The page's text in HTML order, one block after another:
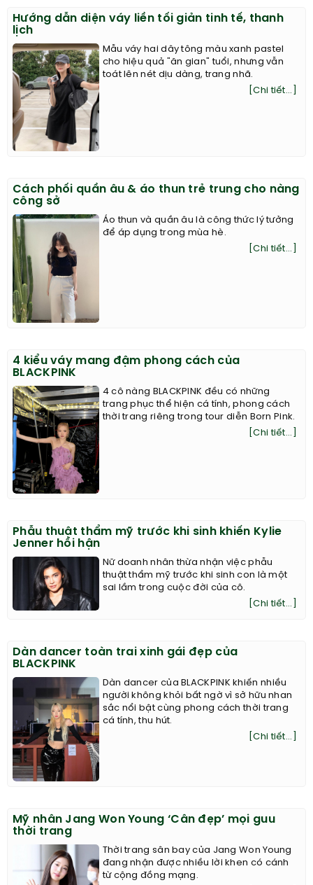
Hướng dẫn diện váy liền tối giản tinh tế, thanh
lịch
Mẫu váy hai dây tông màu xanh pastel
cho hiệu quả "ăn gian" tuổi, nhưng vẫn
toát lên nét dịu dàng, trang nhã.
[Chi tiết...]
Cách phối quần âu & áo thun trẻ trung cho nàng
công sở
Áo thun và quần âu là công thức lý tưởng
để áp dụng trong mùa hè.
[Chi tiết...]
4 kiểu váy mang đậm phong cách của
BLACKPINK
4 cô nàng BLACKPINK đều có những
trang phục thể hiện cá tính, phong cách
thời trang riêng trong tour diễn Born Pink.
[Chi tiết...]
Phẫu thuật thẩm mỹ trước khi sinh khiến Kylie
Jenner hối hận
Nữ doanh nhân thừa nhận việc phẫu
thuật thẩm mỹ trước khi sinh con là một
sai lầm trong cuộc đời của cô.
[Chi tiết...]
Dàn dancer toàn trai xinh gái đẹp của
BLACKPINK
Dàn dancer của BLACKPINK khiến nhiều
người không khỏi bất ngờ vì sở hữu nhan
sắc nổi bật cùng phong cách thời trang
cá tính, thu hút.
[Chi tiết...]
Mỹ nhân Jang Won Young ‘Cân đẹp’ mọi guu
thời trang
Thời trang sân bay của Jang Won Young
đang nhận được nhiều lời khen có cánh
từ cộng đồng mạng.